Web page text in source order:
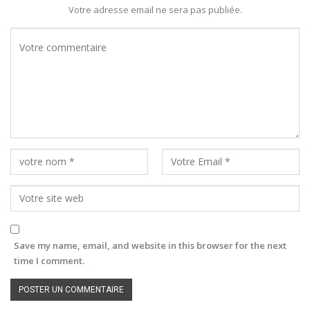
Votre adresse email ne sera pas publiée.
Save my name, email, and website in this browser for the next
time I comment.